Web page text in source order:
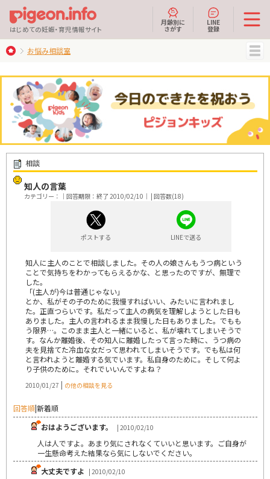
はじめての妊娠・育児情報サイト
月齢別に
さがす
LINE
登録
お悩み相談室
相談
知人の言葉
カテゴリー：｜回答期限：終了 2010/02/10｜ | 回答数(18)
ポストする LINEで送る
知人に主人のことで相談しました。その人の娘さんもうつ病という
ことで気持ちをわかってもらえるかな、と思ったのですが、無理で
した。
「(主人が)今は普通じゃない」
とか、私がその子のために我慢すればいい、みたいに言われまし
た。正直つらいです。私だって主人の病気を理解しようとした日も
ありました。主人の言われるまま我慢した日もありました。でもも
う限界…。このまま主人と一緒にいると、私が壊れてしまいそうで
す。なんか離婚後、その知人に離婚したって言った時に、うつ病の
夫を見捨てた冷血な女だって思われてしまいそうです。でも私は何
と言われようと離婚する気でいます。私自身のために。そして何よ
り子供のために。それでいいんですよね？
2010/01/27 | の他の相談を見る
回答順|新着順
おはようございます。
| 2010/02/10
人は人ですよ。あまり気にされなくていいと思います。ご自身が
一生懸命考えた結果なら気にしないでください。
大丈夫ですよ | 2010/02/10